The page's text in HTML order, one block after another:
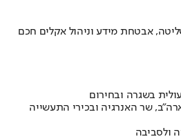
אבטחת מידע וניהול אקלים חכם
בשגרה ובחירום
שר האנרגיה ובכירי התעשייה
ולסביבה